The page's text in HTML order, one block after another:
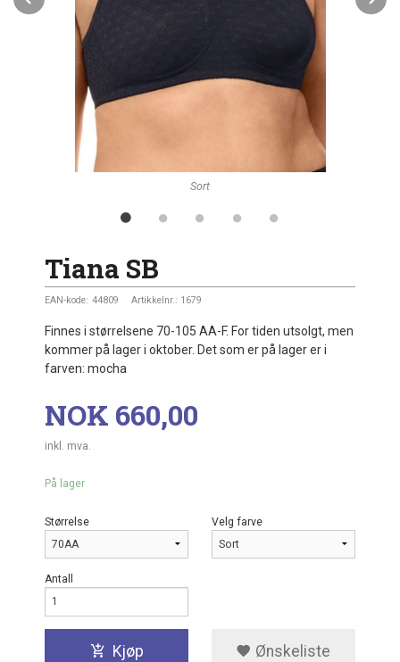
Sort
Tiana SB
EAN-kode: 44809 Artikkelnr.: 1679
Finnes i størrelsene 70-105 AA-F. For tiden utsolgt, men
kommer på lager i oktober. Det som er på lager er i
farven: mocha
Pris
NOK 660,00
inkl. mva.
På lager
Størrelse Velg farve
Antall
Kjøp Ønskeliste